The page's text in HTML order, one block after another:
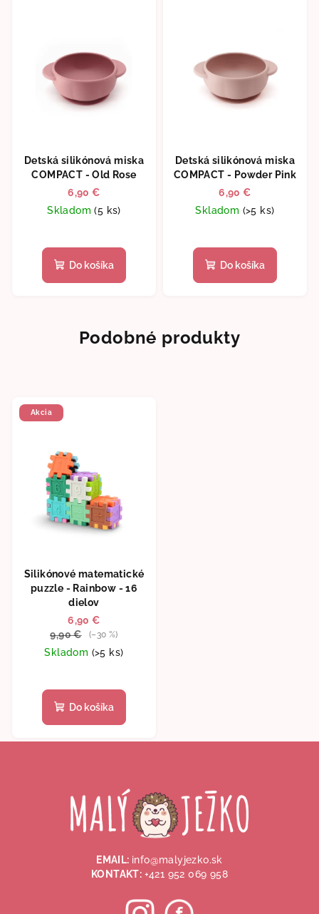
Detská silikónová miska
COMPACT - Old Rose
6,90 €
Skladom(5 ks)
Do košíka
Detská silikónová miska
COMPACT - Powder Pink
6,90 €
Skladom (>5 ks)
Do košíka
Podobné produkty
Akcia
Silikónové matematické
puzzle - Rainbow - 16
dielov
6,90 €
9,90 €
(–30 %)
Skladom (>5 ks)
Do košíka
EMAIL: info@malyjezko.sk
KONTAKT: +421 952 069 958